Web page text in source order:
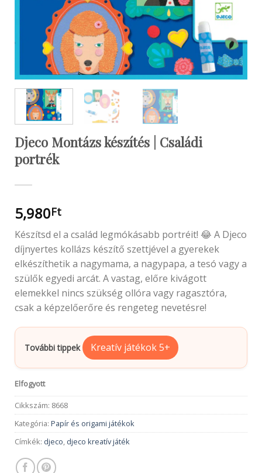
Djeco Montázs készítés | Családi
portrék
5,980Ft
Készítsd el a család legmókásabb portréit! 😂 A Djeco
díjnyertes kollázs készítő szettjével a gyerekek
elkészíthetik a nagymama, a nagypapa, a tesó vagy a
szülők egyedi arcát. A vastag, előre kivágott
elemekkel nincs szükség ollóra vagy ragasztóra,
csak a képzelőerőre és rengeteg nevetésre!
További tippek Kreatív játékok 5+
Elfogyott
Cikkszám: 8668
Kategória: Papír és origami játékok
Címkék: djeco, djeco kreatív játék